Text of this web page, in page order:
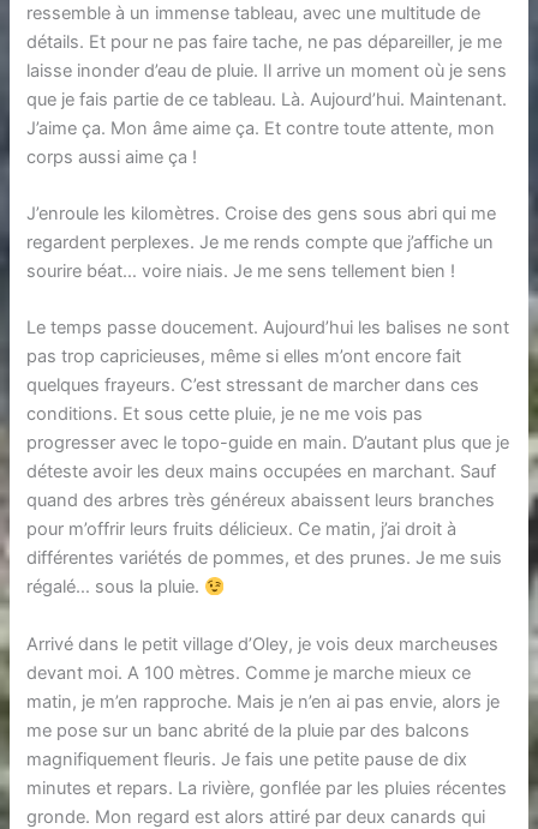
ressemble à un immense tableau, avec une multitude de
détails. Et pour ne pas faire tache, ne pas dépareiller, je me
laisse inonder d’eau de pluie. Il arrive un moment où je sens
que je fais partie de ce tableau. Là. Aujourd’hui. Maintenant.
J’aime ça. Mon âme aime ça. Et contre toute attente, mon
corps aussi aime ça !
J’enroule les kilomètres. Croise des gens sous abri qui me
regardent perplexes. Je me rends compte que j’affiche un
sourire béat… voire niais. Je me sens tellement bien !
Le temps passe doucement. Aujourd’hui les balises ne sont
pas trop capricieuses, même si elles m’ont encore fait
quelques frayeurs. C’est stressant de marcher dans ces
conditions. Et sous cette pluie, je ne me vois pas
progresser avec le topo-guide en main. D’autant plus que je
déteste avoir les deux mains occupées en marchant. Sauf
quand des arbres très généreux abaissent leurs branches
pour m’offrir leurs fruits délicieux. Ce matin, j’ai droit à
différentes variétés de pommes, et des prunes. Je me suis
régalé… sous la pluie.
Arrivé dans le petit village d’Oley, je vois deux marcheuses
devant moi. A 100 mètres. Comme je marche mieux ce
matin, je m’en rapproche. Mais je n’en ai pas envie, alors je
me pose sur un banc abrité de la pluie par des balcons
magnifiquement fleuris. Je fais une petite pause de dix
minutes et repars. La rivière, gonflée par les pluies récentes
gronde. Mon regard est alors attiré par deux canards qui